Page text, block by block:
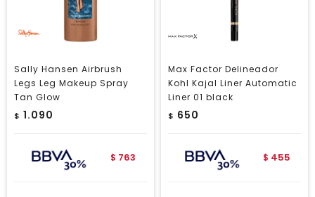
Sally Hansen Airbrush
Legs Leg Makeup Spray
Tan Glow
$ 1.090
$ 763
Max Factor Delineador
Kohl Kajal Liner Automatic
Liner 01 black
$ 650
$ 455